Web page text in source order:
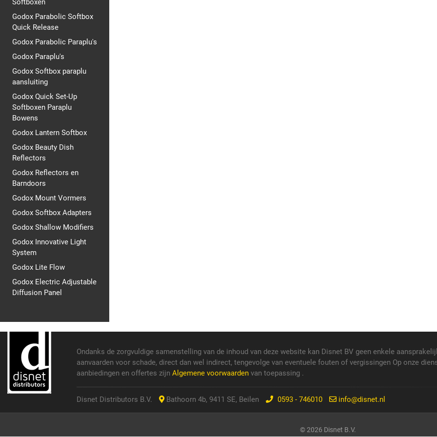
Softboxen
Godox Parabolic Softbox
Quick Release
Godox Parabolic Paraplu's
Godox Paraplu's
Godox Softbox paraplu
aansluiting
Godox Quick Set-Up
Softboxen Paraplu
Bowens
Godox Lantern Softbox
Godox Beauty Dish
Reflectors
Godox Reflectors en
Barndoors
Godox Mount Vormers
Godox Softbox Adapters
Godox Shallow Modifiers
Godox Innovative Light
System
Godox Lite Flow
Godox Electric Adjustable
Diffusion Panel
Ondanks de zorgvuldige samenstelling van de inhoud van deze website kan Disnet BV geen enkele
aanvaarden voor schade, direct dan wel indirect, tengevolge van eventuele fouten of vergissingen Op onze
aanbiedingen en offertes zijn Algemene voorwaarden van toepassing .
Disnet Distributors B.V. Bathoorn 4b, 9411 SE, Beilen 0593 - 746010 info@disnet.nl
© 2026 Disnet B.V.